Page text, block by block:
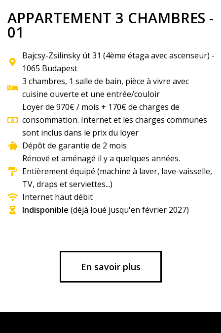
APPARTEMENT 3 CHAMBRES -
01
Bajcsy-Zsilinsky út 31 (4ème étaga avec ascenseur) -
1065 Budapest
3 chambres, 1 salle de bain, pièce à vivre avec
cuisine ouverte et une entrée/couloir
Loyer de 970€ / mois + 170€ de charges de
consommation. Internet et les charges communes
sont inclus dans le prix du loyer
Dépôt de garantie de 2 mois
Rénové et aménagé il y a quelques années.
Entièrement équipé (machine à laver, lave-vaisselle,
TV, draps et serviettes...)
Internet haut débit
Indisponible(déjà loué jusqu'en février 2027)
En savoir plus